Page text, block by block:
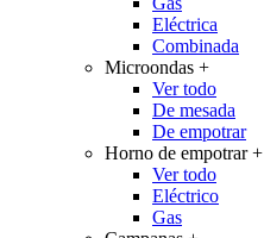
Eléctrica
Combinada
Microondas +
Ver todo
De mesada
De empotrar
Horno de empotrar+
Ver todo
Eléctrico
Gas